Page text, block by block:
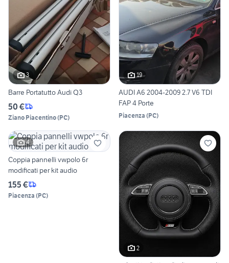
3
Barre Portatutto Audi Q3
50 €
Ziano Piacentino(PC)
19
AUDI A6 2004-2009 2.7 V6 TDI
FAP 4 Porte
Piacenza (PC)
4
Coppia pannelli vwpolo 6r
modificati per kit audio
155 €
Piacenza (PC)
2